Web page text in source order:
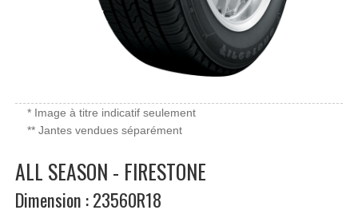
* Image à titre indicatif seulement
** Jantes vendues séparément
ALL SEASON - FIRESTONE
Dimension : 23560R18